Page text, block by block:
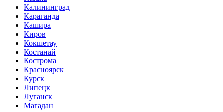
Калининград
Караганда
Кашира
Киров
Кокшетау
Костанай
Кострома
Красноярск
Курск
Липецк
Луганск
Магадан